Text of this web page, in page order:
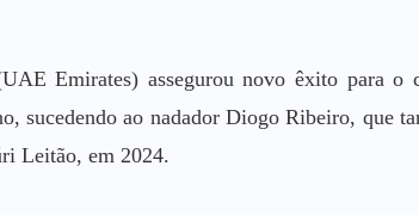
Emirates) assegurou novo êxito para o
sucedendo ao nadador Diogo Ribeiro, que
Leitão, em 2024.